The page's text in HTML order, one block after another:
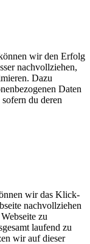
wir den Erfolg
nachvollziehen,
Dazu
Daten
du deren
wir das Klick-
nachvollziehen
zu
laufend zu
wir auf dieser